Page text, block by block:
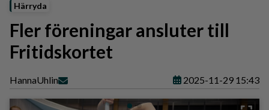
Härryda
Fler föreningar ansluter till
Fritidskortet
HannaUhlin 2025-11-29 15:43